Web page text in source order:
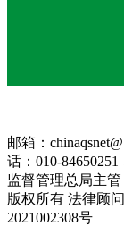
邮箱：
话：010-84650251
监督管理总局主
版权所有 法律顾
2021002308号